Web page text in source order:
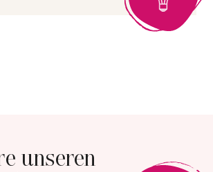
unseren